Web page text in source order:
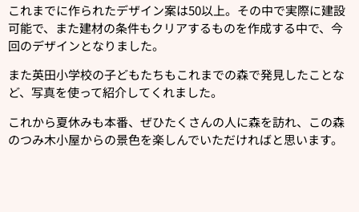
これまでに作られたデザイン案は50以上。その中で実際に建設
可能で、また建材の条件もクリアするものを作成する中で、今
回のデザインとなりました。
また英田小学校の子どもたちもこれまでの森で発見したことな
ど、写真を使って紹介してくれました。
これから夏休みも本番、ぜひたくさんの人に森を訪れ、この森
のつみ木小屋からの景色を楽しんでいただければと思います。